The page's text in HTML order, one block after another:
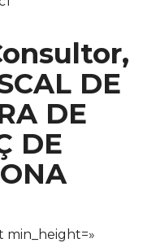
DE
DE
DE
min_height=»